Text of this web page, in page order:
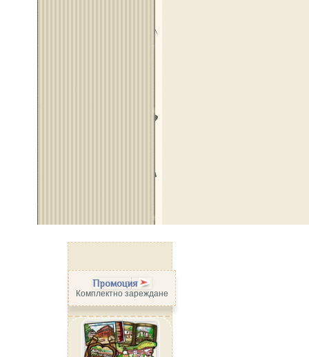
Промоция
Комплектно зареждане